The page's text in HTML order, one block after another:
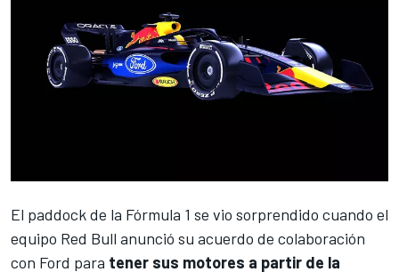
El paddock de la Fórmula 1 se vio sorprendido cuando el
equipo Red Bull anunció su acuerdo de colaboración
con Ford para tener sus motores a partir de la